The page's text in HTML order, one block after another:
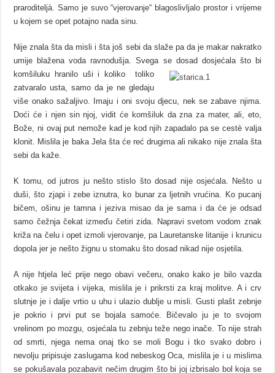
praroditeljà. Samo je suvo “vjerovanje“ blagoslivljalo prostor i vrijeme
u kojem se opet potajno nada sinu.
Nije znala šta da misli i šta još sebi da slaže pa da je makar nakratko
umije blažena voda ravnodušja. Svega se dosad dosjećala što bi
komšiluku hranilo uši i koliko ­ toliko
zatvaralo usta, samo da je ne gledaju
više onako sažaljivo. Imaju i oni svoju djecu, nek se zabave njima.
Doći će i njen sin njoj, vidit će komšiluk da zna za mater, ali, eto,
Bože, ni ovaj put nemože kad je kod njih zapadalo pa se cestè valja
klonit. Mislila je baka Jela šta će reć drugima ali nikako nije znala šta
sebi da kaže.
K tomu, od jutros ju nešto stislo što dosad nije osjećala. Nešto u
duši, što zjapi i zebe iznutra, ko bunar za ljetnih vrućina. Ko pucanj
bičem, ošinu je tamna i jeziva misao da je sama i da će je odsad
samo čežnja čekat izmeďu četiri zida. Napravi svetom vodom znak
križa na čelu i opet izmoli vjerovanje, pa Lauretanske litanije i krunicu
dopola jer je nešto žignu u stomaku što dosad nikad nije osjetila.
A nije htjela leć prije nego obavi večeru, onako kako je bilo vazda
otkako je svijeta i vijeka, mislila je i prikrsti za kraj molitve. A i crv
slutnje je i dalje vrtio u uhu i ulazio dublje u misli. Gusti plašt zebnje
je pokrio i prvi put se bojala samoće. Bičevalo ju je to svojom
vrelinom po mozgu, osjećala tu zebnju teže nego inače. To nije strah
od smrti, njega nema onaj tko se moli Bogu i tko svako dobro i
nevolju pripisuje zaslugama kod nebeskog Oca, mislila je i u mislima
se pokušavala pozabavit nečim drugim što bi joj izbrisalo bol koja se